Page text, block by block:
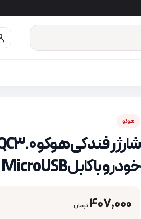
هوکو
خودرو با کابل Micro USB
407,000 تومان